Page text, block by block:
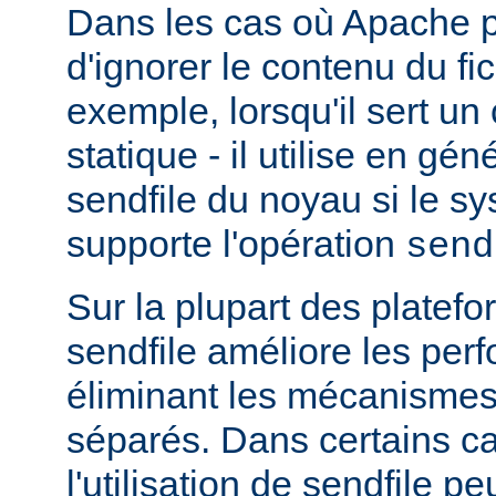
Dans les cas où Apache
d'ignorer le contenu du
exemple, lorsqu'il sert un
statique - il utilise en
sendfile du noyau si le
supporte l'opération
Sur la plupart des
sendfile améliore les
éliminant les
séparés. Dans certains
l'utilisation de sendfile